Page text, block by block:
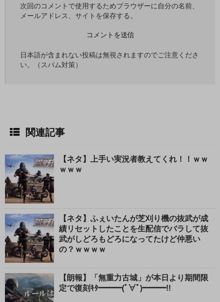
次回のコメントで使用するためブラウザーに自分の名前、
メールアドレス、サイトを保存する。
日本語が含まれない投稿は無視されますのでご注意くださ
い。（スパム対策）
関連記事
【ネタ】上手い実況者教えてくれ！！ｗｗ
ｗｗｗ
【ネタ】ふぇいたんが芝刈り機の抜武が成
績リセットしたことを生配信でバラして抜
武がしどろもどろになってたけど仲悪い
の？ｗｗｗｗ
【朗報】「無重力古城」が本日より期間限
定で復刻ｷﾀ━━━(ﾟ∀ﾟ)━━━!!